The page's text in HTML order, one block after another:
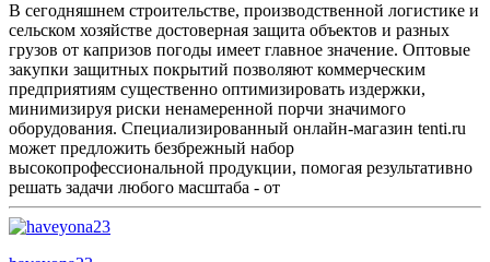
В сегодняшнем строительстве, производственной логистике и
сельском хозяйстве достоверная защита объектов и разных
грузов от капризов погоды имеет главное значение. Оптовые
закупки защитных покрытий позволяют коммерческим
предприятиям существенно оптимизировать издержки,
минимизируя риски ненамеренной порчи значимого
оборудования. Специализированный онлайн-магазин tenti.ru
может предложить безбрежный набор
высокопрофессиональной продукции, помогая результативно
решать задачи любого масштаба - от